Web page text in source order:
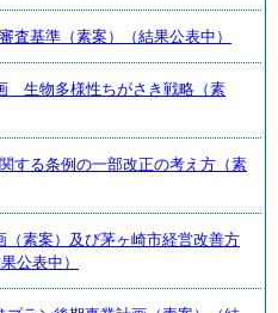
査基準（素案）（結果公表中）
生物多様性ちがさき戦略（素
する条例の一部改正の考え方（素
素案）及び茅ヶ崎市経営改善方
公表中）